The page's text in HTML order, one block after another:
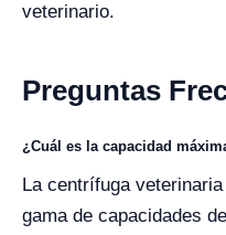
veterinario.
Preguntas
¿Cuál es la capacidad
La centrífuga
gama de capacidades